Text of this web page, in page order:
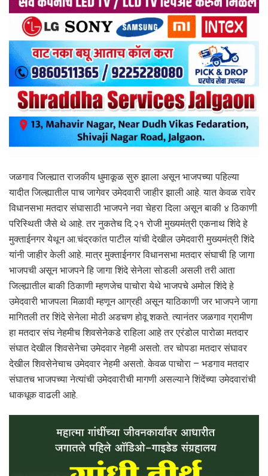
जळगाव जिल्ह्यात राजकीय धुमाकूळ सुरु झाला असून भाजपच्या पहिल्या
यादीत जिल्ह्यातील पाच जागेवर उमेदवारी जाहीर झाली आहे. यात केवळ रावेर
विधानसभा मतदार संघासाठी भाजपने नवा चेहरा दिला असून बाकी ४ ठिकाणी
परिस्थिती जैसे थे आहे. तर नुकतेच दि.२१ रोजी मुख्यमंत्री एकनाथ शिंदे हे
मुक्ताईनगर येथून आ.चंद्रकांत पाटील यांची देखील उमेदवारी मुख्यमंत्री शिंदे
यांनी जाहीर केली आहे. मात्र मुक्ताईनगर विधानसभा मतदार संघाची हि जागा
भाजपची असून भाजपने हि जागा शिंदे सेनेला सोडली असली तरी आता
जिल्ह्यातील बाकी ठिकाणी म्हणजेच पाचोरा येथे भाजपचे अमोल शिंदे हे
उमेदवारी भाजपला मिळावी म्हणून आग्रही असून याठिकाणी जर भाजपने जागा
मागितली तर शिंदे सेनेला मोठी अडचण होवू शकते. त्यानंतर जळगाव ग्रामीण
हा मतदार संघ नेहमीच शिवसेनेकडे राहिला आहे तर एरंडोल पारोळा मतदार
संघात देखील शिवसेनेचा उमेदवार नेहमी असतो. तर चोपडा मतदार संघावर
देखील शिवसेनेचाच उमेदवार नेहमी असतो. केवळ पाचोरा – भडगाव मतदार
संघातच भाजपच्या नेत्यांची उमेदवारीची मागणी असल्याने शिंदेंच्या उमेदवारांची
धाकधूक वाढली आहे.